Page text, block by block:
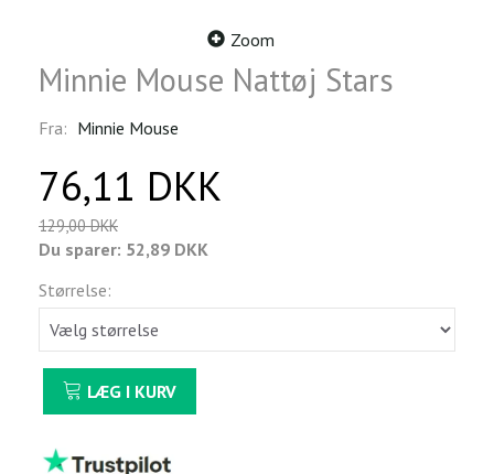
Zoom
Minnie Mouse Nattøj Stars
Fra: Minnie Mouse
76,11 DKK
129,00 DKK
Du sparer: 52,89 DKK
Størrelse:
LÆG I KURV